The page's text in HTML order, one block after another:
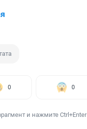
0 0
и нажмите Ctrl+Enter